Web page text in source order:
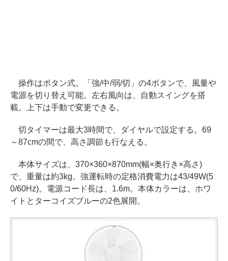
操作はボタン式。「強/中/弱/切」の4ボタンで、風量や
電源を切り替え可能。左右風向は、自動スイングを搭
載。上下は手動で変更できる。
切タイマーは最大3時間で、ダイヤルで設定する。69
～87cmの間で、高さ調節も行なえる。
本体サイズは、370×360×870mm(幅×奥行き×高さ)
で、重量は約3kg。強運転時の定格消費電力は43/49W(5
0/60Hz)。電源コード長は、1.6m。本体カラーは、ホワ
イトとターコイズブルーの2色展開。